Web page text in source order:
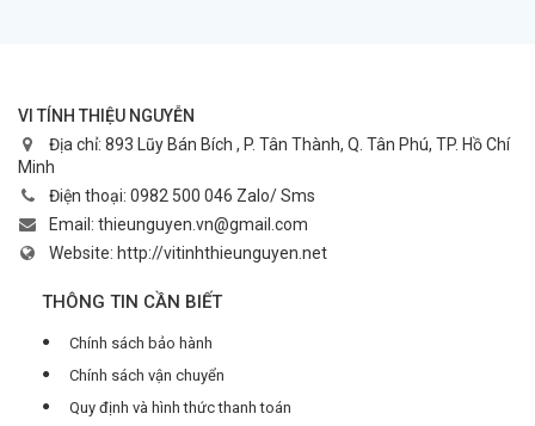
VI TÍNH THIỆU NGUYỄN
Địa chỉ: 893 Lũy Bán Bích , P. Tân Thành, Q. Tân Phú, TP. Hồ Chí
Minh
Điện thoại: 0982 500 046 Zalo/ Sms
Email: thieunguyen.vn@gmail.com
Website: http://vitinhthieunguyen.net
THÔNG TIN CẦN BIẾT
Chính sách bảo hành
Chính sách vận chuyển
Quy định và hình thức thanh toán